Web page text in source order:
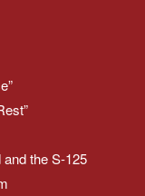
the S-125